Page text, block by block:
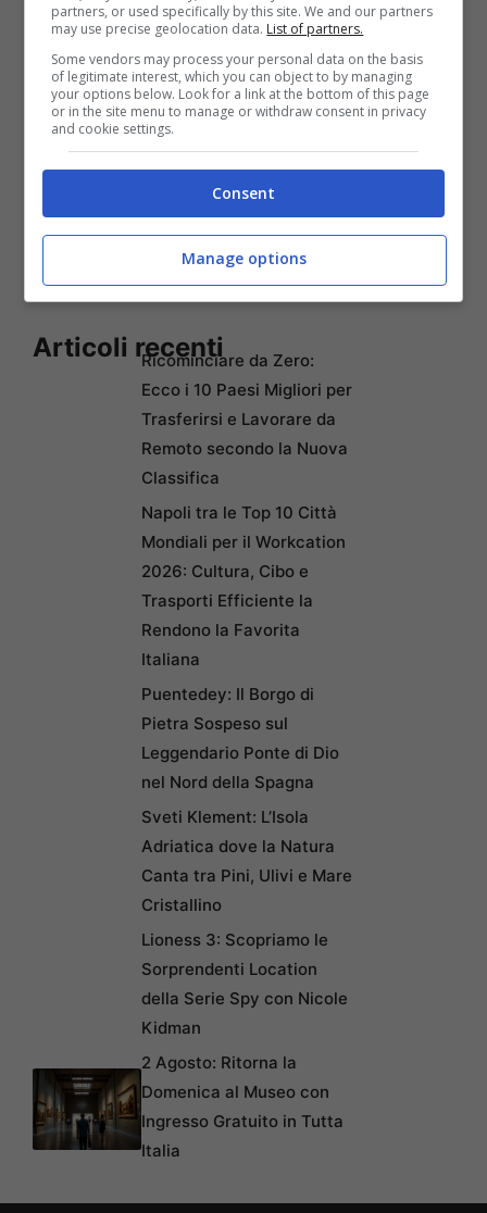
motori. Intanto si è ridotta di intensità
l’eruzione e l’ufficio meteorologico
islandese precisa che anche la colonna di
fumo è scesa di altezza rispetto alle quote
toccate nella giornata di ieri.
Andrea Mariani
Articoli recentiRicominciare da Zero:
Ecco i 10 Paesi Migliori per
Trasferirsi e Lavorare da
Remoto secondo la Nuova
Classifica
Napoli tra le Top 10 Città
Mondiali per il Workcation
2026: Cultura, Cibo e
Trasporti Efficiente la
Rendono la Favorita
Italiana
Puentedey: Il Borgo di
Pietra Sospeso sul
Leggendario Ponte di Dio
nel Nord della Spagna
Sveti Klement: L’Isola
Adriatica dove la Natura
Canta tra Pini, Ulivi e Mare
Cristallino
Lioness 3: Scopriamo le
Sorprendenti Location
della Serie Spy con Nicole
Kidman
2 Agosto: Ritorna la
Domenica al Museo con
Ingresso Gratuito in Tutta
Italia
partners, or used specifically by this site. We and our partners
may use precise geolocation data. List of partners.
Some vendors may process your personal data on the basis
of legitimate interest, which you can object to by managing
your options below. Look for a link at the bottom of this page
or in the site menu to manage or withdraw consent in privacy
and cookie settings.
Consent
Manage options